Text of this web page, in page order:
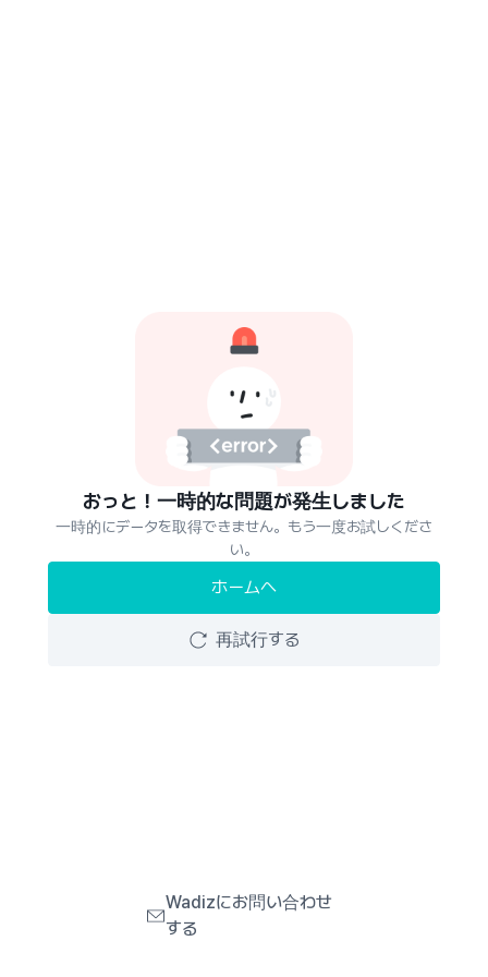
おっと！一時的な問題が発生しました
一時的にデータを取得できません。もう一度お試しくださ
い。
ホームへ
再試行する
Wadizにお問い合わせ
する